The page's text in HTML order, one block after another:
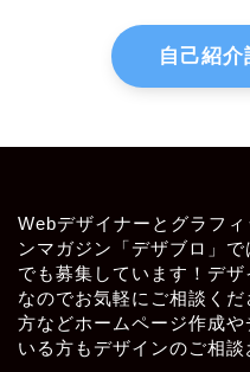
自己紹介
Webデザイナーとグラフ
ンマガジン「デザブロ」
でも募集しています！デ
なのでお気軽にご相談く
方などホームページ作成
いる方もデザインのご相談